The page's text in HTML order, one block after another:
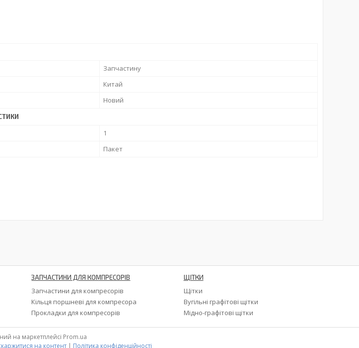
Запчастину
Китай
Новий
1
Пакет
ЗАПЧАСТИНИ ДЛЯ КОМПРЕСОРІВ
Запчастини для компресорів
Кільця поршневі для компресора
Прокладки для компресорів
ЩІТКИ
Щітки
Вугільні графітові щітки
Мідно-графітові щітки
на маркетплейсі Prom.ua
на контент | Політика конфіденційності